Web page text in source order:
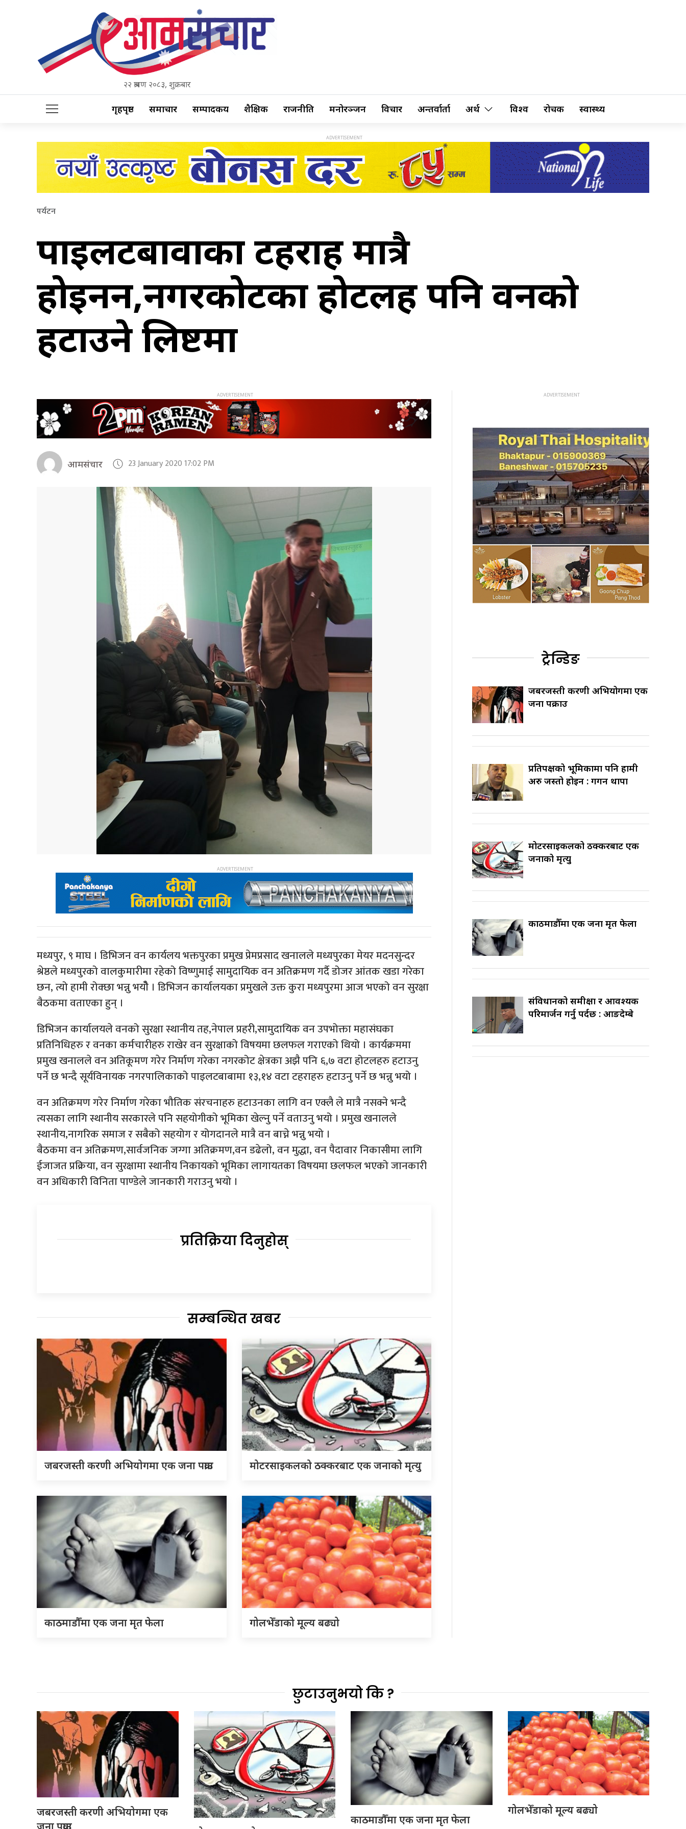
२२ श्रावण २०८३, शुक्रबार
गृहपृष्ठ समाचार सम्पादकीय शैक्षिक राजनीति मनोरञ्जन विचार अन्तर्वार्ता अर्थ विश्व रोचक स्वास्थ्य
पर्यटन
पाइलटबावाका टहराहरु मात्रै
होइनन,नगरकोटका होटलहरु पनि वनको
हटाउने लिष्टमा
आमसंचार 23 January 2020 17:02 PM
मध्यपुर, ९ माघ । डिभिजन वन कार्यलय भक्तपुरका प्रमुख प्रेमप्रसाद खनालले मध्यपुरका मेयर मदनसुन्दर
श्रेष्ठले मध्यपुरको वालकुमारीमा रहेको विष्णुमाई सामुदायिक वन अतिक्रमण गर्दै डोजर आंतक खडा गरेका
छन, त्यो हामी रोक्छा भन्नु भयोै । डिभिजन कार्यालयका प्रमुखले उक्त कुरा मध्यपुरमा आज भएको वन सुरक्षा
बैठकमा वताएका हुन् ।
डिभिजन कार्यालयले वनको सुरक्षा स्थानीय तह,नेपाल प्रहरी,सामुदायिक वन उपभोक्ता महासंघका
प्रतिनिधिहरु र वनका कर्मचारीहरु राखेर वन सुरक्षाको विषयमा छलफल गराएको थियो । कार्यक्रममा
प्रमुख खनालले वन अतिकूमण गरेर निर्माण गरेका नगरकोट क्षेत्रका अझै पनि ६,७ वटा होटलहरु हटाउनु
पर्ने छ भन्दै सूर्यविनायक नगरपालिकाको पाइलटबाबामा १३,१४ वटा टहराहरु हटाउनु पर्ने छ भन्नु भयो ।
वन अतिक्रमण गरेर निर्माण गरेका भौतिक संरचनाहरु हटाउनका लागि वन एक्लै ले मात्रै नसक्ने भन्दै
त्यसका लागि स्थानीय सरकारले पनि सहयोगीको भूमिका खेल्नु पर्ने वताउनु भयो । प्रमुख खनालले
स्थानीय,नागरिक समाज र सबैको सहयोग र योगदानले मात्रै वन बाच्ने भन्नु भयो ।
बैठकमा वन अतिक्रमण,सार्वजनिक जग्गा अतिक्रमण,वन डढेलो, वन मुद्धा, वन पैदावार निकासीमा लागि
ईजाजत प्रक्रिया, वन सुरक्षामा स्थानीय निकायको भूमिका लागायतका विषयमा छलफल भएको जानकारी
वन अधिकारी विनिता पाण्डेले जानकारी गराउनु भयो ।
प्रतिक्रिया दिनुहोस्
सम्बन्धित खबर
जबरजस्ती करणी अभियोगमा एक जना पक्राउ मोटरसाइकलको ठक्करबाट एक जनाको मृत्यु
काठमाडौँमा एक जना मृत फेला गोलभेँडाको मूल्य बढ्यो
ट्रेन्डिङ
जबरजस्ती करणी अभियोगमा एक
जना पक्राउ
प्रतिपक्षको भूमिकामा पनि हामी
अरु जस्तो होइन : गगन थापा
मोटरसाइकलको ठक्करबाट एक
जनाको मृत्यु
काठमाडौँमा एक जना मृत फेला
संविधानको समीक्षा र आवश्यक
परिमार्जन गर्नु पर्दछ : आङदेम्बे
छुटाउनुभयो कि ?
जबरजस्ती करणी अभियोगमा एक
जना पक्राउ
काठमाडौँमा एक जना मृत फेला
गोलभेँडाको मूल्य बढ्यो